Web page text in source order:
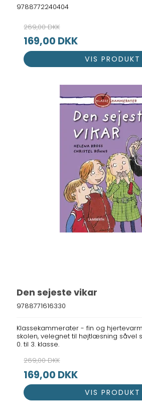
9788772240404
269,00 DKK
169,00 DKK
VIS PRODUKT
Den sejeste vikar
9788771616330
Klassekammerater - fin og
skolen, velegnet til højtlæsning såvel
0. til 3. klasse.
269,00 DKK
169,00 DKK
VIS PRODUKT